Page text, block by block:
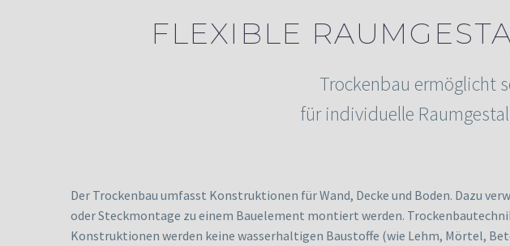
FLEXIBLE
Trockenbau ermöglicht
für individuelle
Der Trockenbau umfasst Konstruktionen für Wand, Decke und Boden. Dazu
oder Steckmontage zu einem Bauelement montiert werden.
Konstruktionen werden keine wasserhaltigen Baustoffe (wie Lehm, Mörtel,